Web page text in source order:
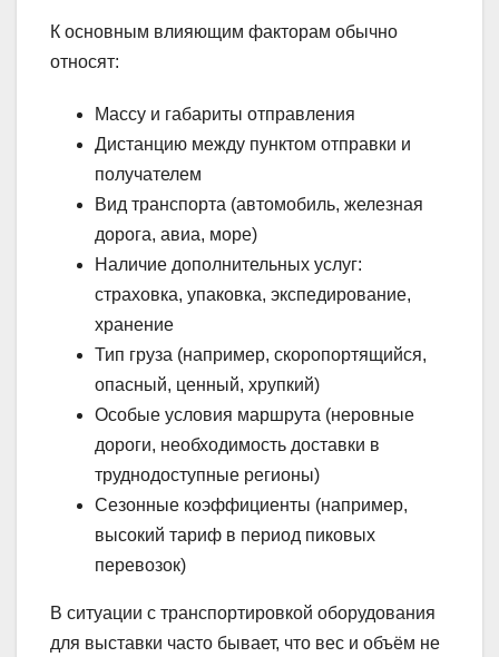
К основным влияющим факторам обычно
относят:
Массу и габариты отправления
Дистанцию между пунктом отправки и
получателем
Вид транспорта (автомобиль, железная
дорога, авиа, море)
Наличие дополнительных услуг:
страховка, упаковка, экспедирование,
хранение
Тип груза (например, скоропортящийся,
опасный, ценный, хрупкий)
Особые условия маршрута (неровные
дороги, необходимость доставки в
труднодоступные регионы)
Сезонные коэффициенты (например,
высокий тариф в период пиковых
перевозок)
В ситуации с транспортировкой оборудования
для выставки часто бывает, что вес и объём не